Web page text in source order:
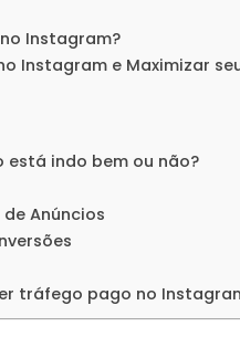
Instagram?
Instagram e Maximizar
está indo bem ou não?
Anúncios
tráfego pago no